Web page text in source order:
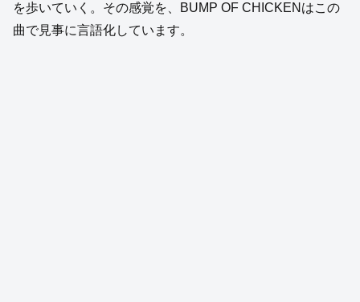
を歩いていく。その感覚を、BUMP OF CHICKENはこの
曲で見事に言語化しています。